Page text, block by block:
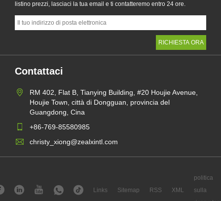
listino prezzi, lasciaci la tua email e ti contatteremo entro 24 ore.
Contattaci
RM 402, Flat B, Tianying Building, #20 Houjie Avenue,
Houjie Town, città di Dongguan, provincia del
Guangdong, Cina
+86-769-85580985
christy_xiong@zealxintl.com
Links Sitemap RSS XML
politica
sulla